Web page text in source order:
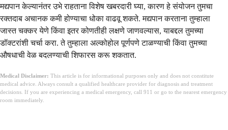
मद्यपान केल्यानंतर उभे राहताना विशेष खबरदारी घ्या, कारण हे संयोजन तुमचा
रक्तदाब अचानक कमी होण्याचा धोका वाढवू शकते. मद्यपान करताना तुम्हाला
जास्त चक्कर येणे किंवा इतर कोणतीही लक्षणे जाणवल्यास, याबद्दल तुमच्या
डॉक्टरांशी चर्चा करा. ते तुम्हाला अल्कोहोल पूर्णपणे टाळण्याची किंवा तुमच्या
औषधाची वेळ बदलण्याची शिफारस करू शकतात.
Medical Disclaimer: This article is for informational purposes only and does not constitute
medical advice. Always consult a qualified healthcare provider for diagnosis and treatment
decisions. If you are experiencing a medical emergency, call 911 or go to the nearest emergency
room immediately.